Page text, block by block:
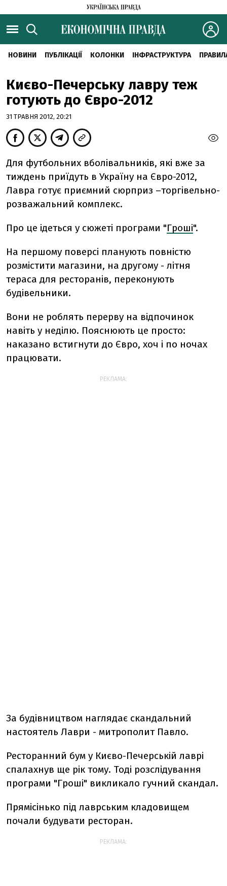
НОВИНИ ПУБЛІКАЦІЇ КОЛОНКИ ІНФРАСТРУКТУРА
Києво-Печерську лавру теж
готують до Євро-2012
31 ТРАВНЯ 2012, 20:21
Для футбольних вболівальників, які вже за
тиждень приїдуть в Україну на Євро-2012,
Лавра готує приємний сюрприз –торгівельно-
розважальний комплекс.
Про це ідеться у сюжеті програми "Гроші".
На першому поверсі планують повністю
розмістити магазини, на другому - літня
тераса для ресторанів, переконують
будівельники.
Вони не роблять перерву на відпочинок
навіть у неділю. Пояснюють це просто:
наказано встигнути до Євро, хоч і по ночах
працювати.
РЕКЛАМА:
За будівництвом наглядає скандальний
настоятель Лаври - митрополит Павло.
Ресторанний бум у Києво-Печерській лаврі
спалахнув ще рік тому. Тоді розслідування
програми "Гроші" викликало гучний скандал.
Прямісінько під лаврським кладовищем
почали будувати ресторан.
РЕКЛАМА: